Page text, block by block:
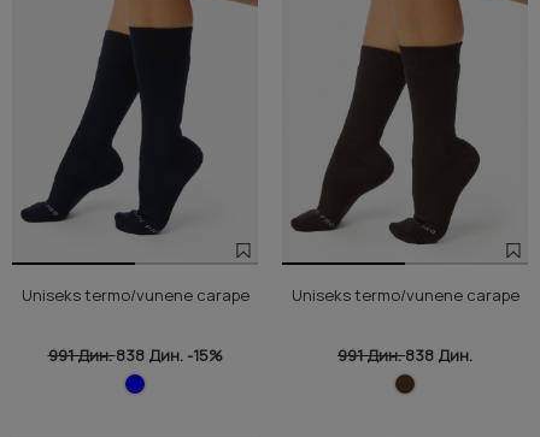
Uniseks termo/vunene carape
991 Дин.838 Дин. -15%
Uniseks termo/vunene carape
991 Дин.838 Дин.